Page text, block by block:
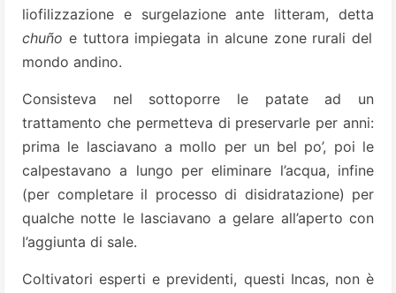
liofilizzazione e surgelazione ante litteram, detta
chuño e tuttora impiegata in alcune zone rurali del
mondo andino.
Consisteva nel sottoporre le patate ad un
trattamento che permetteva di preservarle per anni:
prima le lasciavano a mollo per un bel po’, poi le
calpestavano a lungo per eliminare l’acqua, infine
(per completare il processo di disidratazione) per
qualche notte le lasciavano a gelare all’aperto con
l’aggiunta di sale.
Coltivatori esperti e previdenti, questi Incas, non è